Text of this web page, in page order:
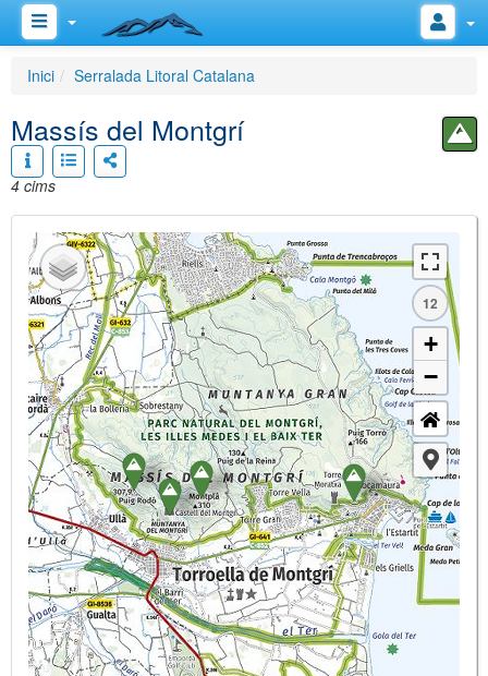
Inici Serralada Litoral Catalana
Massís del Montgrí
4 cims
12
+
−